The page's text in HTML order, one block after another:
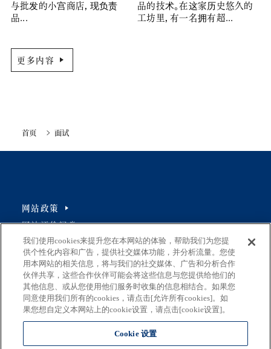
与批发的小宫商店，现负责
品...
品的技术。在这家历史悠久的
工坊里，有一名拥有超...
更多内容
首页 面试
网站政策
网站评价问卷
地址
163-8001 东京都新宿区西新宿2-8-1
电子邮件
S0290106(at)section.metro.tokyo.jp
我们使用cookies来提升您在本网站的体验，帮助我们为您提
供个性化内容和广告，提供社交媒体功能，并分析流量。您使
用本网站的相关信息，将与我们的社交媒体、广告和分析合作
伙伴共享，这些合作伙伴可能会将这些信息与您提供给他们的
其他信息、或从您使用他们服务时收集的信息相结合。如果您
同意使用我们所有的cookies，请点击[允许所有cookies]。如
果您想自定义本网站上的cookie设置，请点击[cookie设置]。
Cookie 设置